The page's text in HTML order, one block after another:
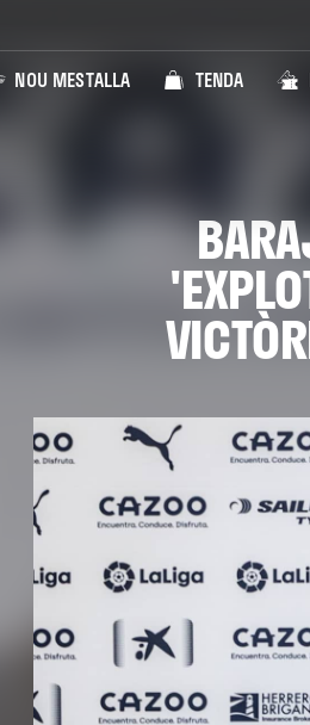
NOU MESTALLA TENDA